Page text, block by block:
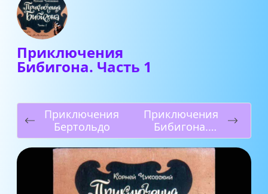
Приключения
Бибигона. Часть 1
Приключения
Бертольдо
Приключения
Бибигона.
Часть 2